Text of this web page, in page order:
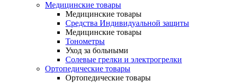
Медицинские товары
Медицинские товары
Средства Индивидуальной защиты
Медицинские товары
Тонометры
Уход за больными
Солевые грелки и электрогрелки
Ортопедические товары
Ортопедические товары